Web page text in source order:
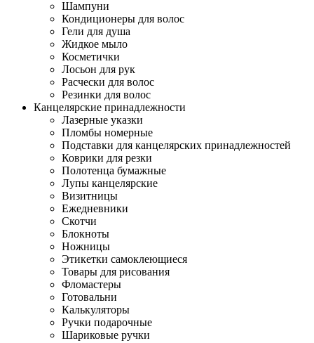
Шампуни
Кондиционеры для волос
Гели для душа
Жидкое мыло
Косметички
Лосьон для рук
Расчески для волос
Резинки для волос
Канцелярские принадлежности
Лазерные указки
Пломбы номерные
Подставки для канцелярских принадлежностей
Коврики для резки
Полотенца бумажные
Лупы канцелярские
Визитницы
Ежедневники
Скотчи
Блокноты
Ножницы
Этикетки самоклеющиеся
Товары для рисования
Фломастеры
Готовальни
Калькуляторы
Ручки подарочные
Шариковые ручки